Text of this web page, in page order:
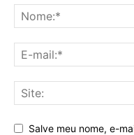
Salve meu nome, e-